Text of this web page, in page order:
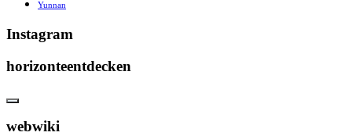
Yunnan
Instagram
horizonteentdecken
webwiki